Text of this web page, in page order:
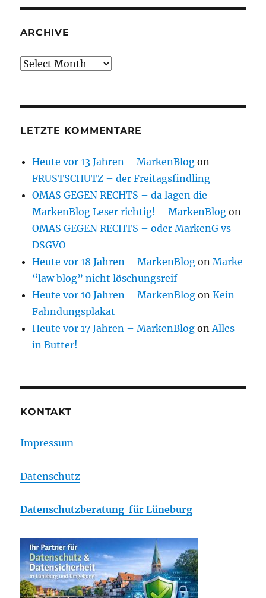
ARCHIVE
Archive
LETZTE KOMMENTARE
Heute vor 13 Jahren – MarkenBlog on
FRUSTSCHUTZ – der Freitagsfindling
OMAS GEGEN RECHTS – da lagen die
MarkenBlog Leser richtig! – MarkenBlog on
OMAS GEGEN RECHTS – oder MarkenG vs
DSGVO
Heute vor 18 Jahren – MarkenBlog onMarke
“law blog” nicht löschungsreif
Heute vor 10 Jahren – MarkenBlog onKein
Fahndungsplakat
Heute vor 17 Jahren – MarkenBlog onAlles
in Butter!
KONTAKT
Impressum
Datenschutz
Datenschutzberatung für Lüneburg